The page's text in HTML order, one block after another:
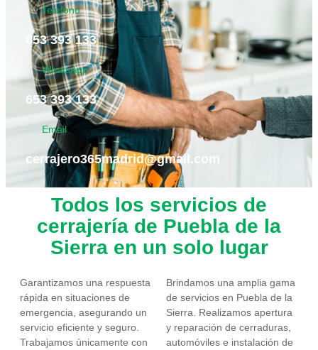
Telefono
653 393 133
WhatsApp
653 393 133
Email
cerrajero365madrid@gmail.com
Todos los servicios de
cerrajería de Puebla de la
Sierra en un solo lugar
Garantizamos una respuesta
rápida en situaciones de
emergencia, asegurando un
servicio eficiente y seguro.
Trabajamos únicamente con
Brindamos una amplia gama
de servicios en Puebla de la
Sierra. Realizamos apertura
y reparación de cerraduras,
automóviles e instalación de